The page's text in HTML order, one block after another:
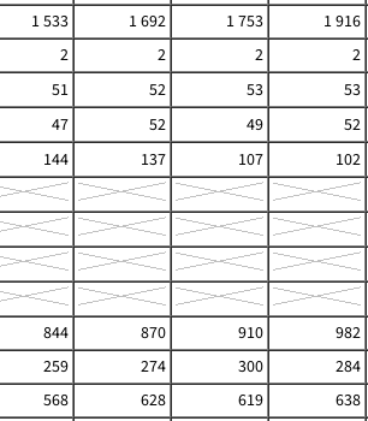
1 533 1 692 1 753
1 916
2 2 2
2
51 52 53
53
47 52 49
52
144 137 107
102
844 870 910
982
259 274 300
284
568 628 619
638